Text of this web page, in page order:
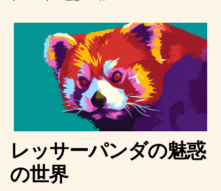
レッサーパンダの魅惑
の世界